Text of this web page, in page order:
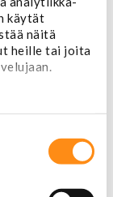
käytät
näitä
heille tai joita